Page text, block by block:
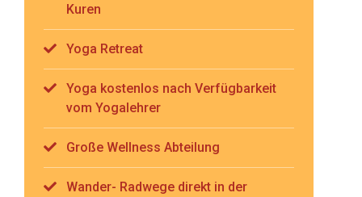
Kuren
Yoga Retreat
Yoga kostenlos nach Verfügbarkeit
vom Yogalehrer
Große Wellness Abteilung
Wander- Radwege direkt in der